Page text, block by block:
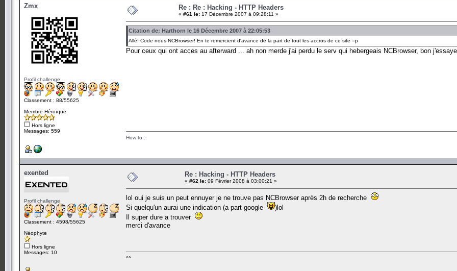
Zmx
Profil challenge
Classement : 88/55625
Membre Héroïque
Hors ligne
Messages: 559
Re : Re : Hacking - HTTP Headers
« #61 le: 17 Décembre 2007 à 09:28:11 »
Citation de: Harthorn le 16 Décembre 2007 à 22:05:53
Allé! Code nous NCBrowser! En te remercient d'avance de la part de tout les accros de ce site =p
Pour ceux qui ont acces au afterward ... ah non merde j'ai perdu le serv qui hebergeais NCBrowser, bon
How to...
exented
Profil challenge
Classement : 4598/55625
Néophyte
Hors ligne
Messages: 10
Re : Hacking - HTTP Headers
« #62 le: 09 Février 2008 à 03:00:21 »
lol oui je suis un peut ennuyer je ne trouve pas NCBrowser après 2h de recherche
Si quelqu'un aurai une indication (a part google
)lol
Il super dure a trouver
merci d'avance
^^